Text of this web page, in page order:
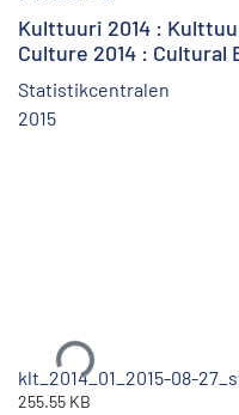
Kulttuuri 2014 :
Culture 2014 : Cultural
Statistikcentralen
2015
klt_2014_01_2015-08-
255.55 KB